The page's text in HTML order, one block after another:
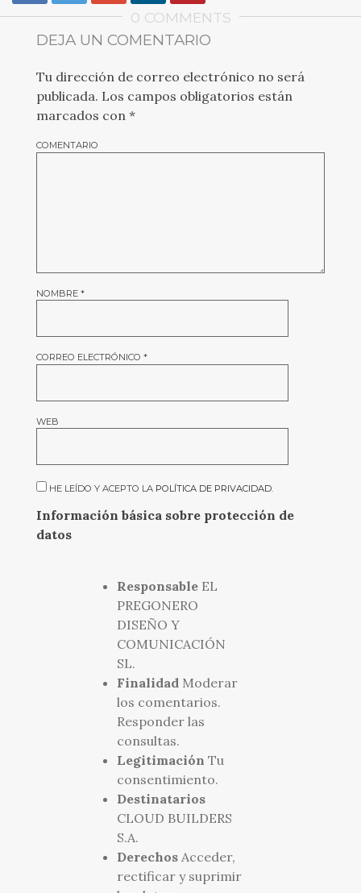
0 COMMENTS
DEJA UN COMENTARIO
Tu dirección de correo electrónico no será
publicada. Los campos obligatorios están
marcados con *
COMENTARIO
NOMBRE *
CORREO ELECTRÓNICO *
WEB
HE LEÍDO Y ACEPTO LA POLÍTICA DE PRIVACIDAD.
Información básica sobre protección de
datos
ResponsableEL
PREGONERO
DISEÑO Y
COMUNICACIÓN
SL.
FinalidadModerar
los comentarios.
Responder las
consultas.
Legitimación Tu
consentimiento.
Destinatarios
CLOUD BUILDERS
S.A.
DerechosAcceder,
rectificar y suprimir